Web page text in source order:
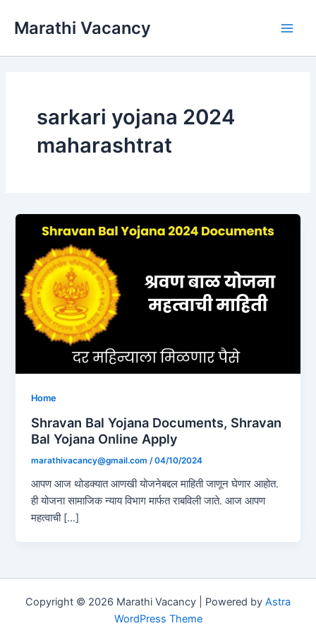
Marathi Vacancy
sarkari yojana 2024
maharashtrat
Home
Shravan Bal Yojana Documents, Shravan
Bal Yojana Online Apply
marathivacancy@gmail.com /04/10/2024
आपण आज थोडक्यात आणखी योजनेबद्दल माहिती जाणून घेणार आहोत.
ही योजना सामाजिक न्याय विभाग मार्फत राबविली जाते. आज आपण
महत्वाची […]
Copyright © 2026 Marathi Vacancy | Powered by Astra
WordPress Theme